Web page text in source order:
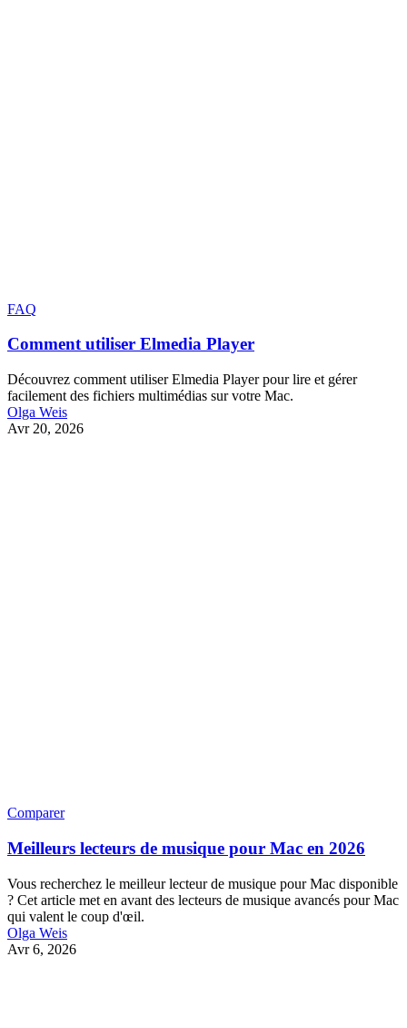
FAQ
Comment utiliser Elmedia Player
Découvrez comment utiliser Elmedia Player pour lire et gérer
facilement des fichiers multimédias sur votre Mac.
Olga Weis
Avr 20, 2026
Comparer
Meilleurs lecteurs de musique pour Mac en 2026
Vous recherchez le meilleur lecteur de musique pour Mac disponible
? Cet article met en avant des lecteurs de musique avancés pour Mac
qui valent le coup d'œil.
Olga Weis
Avr 6, 2026